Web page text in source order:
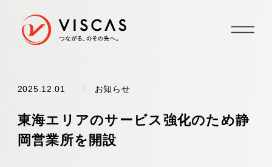
2025.12.01 お知らせ
東海エリアのサービス強化のため静
岡営業所を開設